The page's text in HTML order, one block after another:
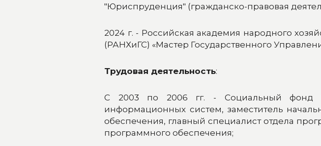
"Юриспруденция" (гражданско-правовая
2024 г. - Российская академия народного
(РАНХиГС) «Мастер Государственного
Трудовая деятельность:
С 2003 по 2006 гг. - Социальный фонд
информационных систем, заместитель
обеспечения, главный специалист отдела
программного обеспечения;